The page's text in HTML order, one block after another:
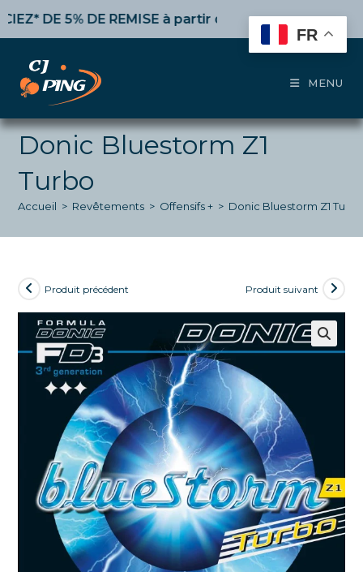
5% DE REMISEà partir de 50€ d’achat,10%dès
MENU
Donic Bluestorm Z1
Turbo
Accueil > Revêtements > Offensifs + > Donic Bluestorm Z1
Produit précédent Produit suivant
FR